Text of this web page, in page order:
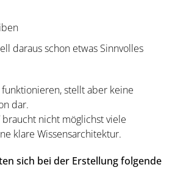
daraus schon etwas Sinnvolles
stellt aber keine
dar.
braucht nicht möglichst viele
klare Wissensarchitektur.
sich bei der Erstellung folgende